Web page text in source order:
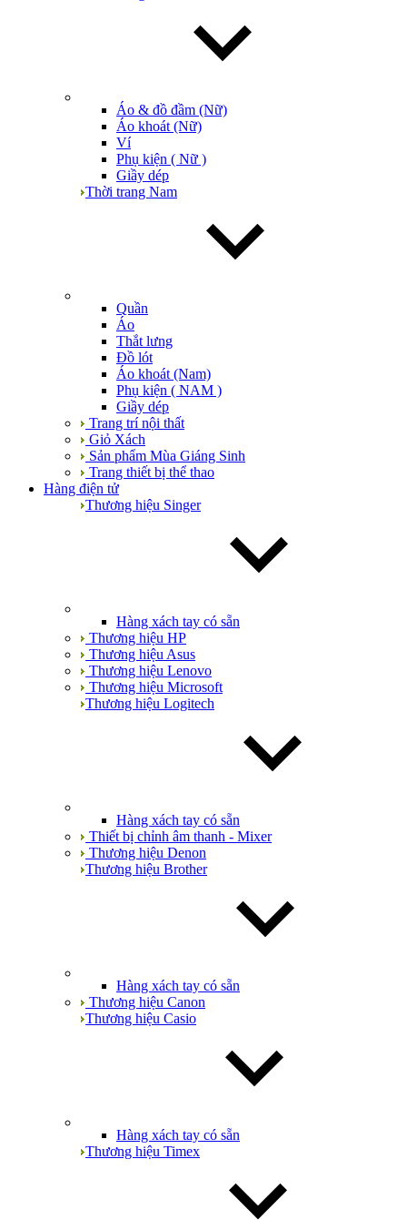
Áo & đồ đầm (Nữ)
Áo khoát (Nữ)
Ví
Phụ kiện ( Nữ )
Giầy dép
Thời trang Nam
Quần
Áo
Thắt lưng
Đồ lót
Áo khoát (Nam)
Phụ kiện ( NAM )
Giầy dép
Trang trí nội thất
Giỏ Xách
Sản phẩm Mùa Giáng Sinh
Trang thiết bị thể thao
Hàng điện tử
Thương hiệu Singer
Hàng xách tay có sẵn
Thương hiệu HP
Thương hiệu Asus
Thương hiệu Lenovo
Thương hiệu Microsoft
Thương hiệu Logitech
Hàng xách tay có sẵn
Thiết bị chỉnh âm thanh - Mixer
Thương hiệu Denon
Thương hiệu Brother
Hàng xách tay có sẵn
Thương hiệu Canon
Thương hiệu Casio
Hàng xách tay có sẵn
Thương hiệu Timex